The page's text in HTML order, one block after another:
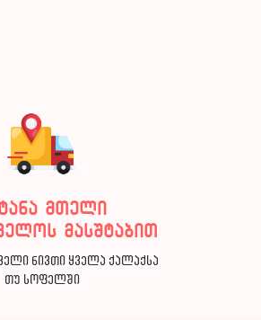
მთელი
მასშტაბით
ნივთი ყველა ქალაქსა
თუ სოფელში